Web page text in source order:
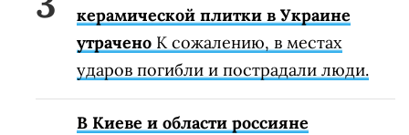
керамической плитки в Украине
утрачено К сожалению, в местах
ударов погибли и пострадали люди.
В Киеве и области россияне